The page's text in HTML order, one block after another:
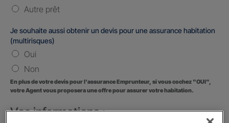
Autre prêt
Je souhaite aussi obtenir un devis pour une assurance habitation
(multirisques)
Oui
Non
En plus de votre devis pour l'assurance Emprunteur, si vous cochez "OUI",
votre Agent vous proposera une offre pour assurer votre habitation.
Vos informations :